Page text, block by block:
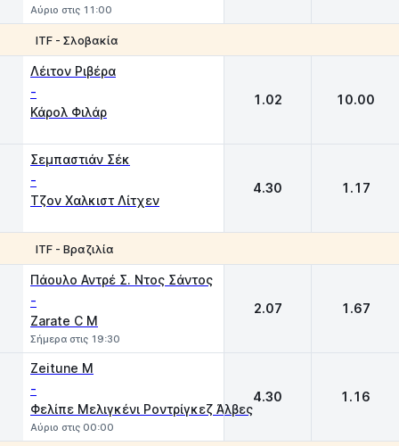
Αύριο στις 11:00
ITF - Σλοβακία
Λέιτον Ριβέρα
-
Κάρολ Φιλάρ
1.02 10.00
Σεμπαστιάν Σέκ
-
Τζον Χαλκιστ Λίτχεν
4.30 1.17
ITF - Βραζιλία
Πάουλο Αντρέ Σ. Ντος Σάντος
-
Zarate C M
Σήμερα στις 19:30
2.07 1.67
Zeitune M
-
Φελίπε Μελιγκένι Ροντρίγκεζ Άλβες
Αύριο στις 00:00
4.30 1.16